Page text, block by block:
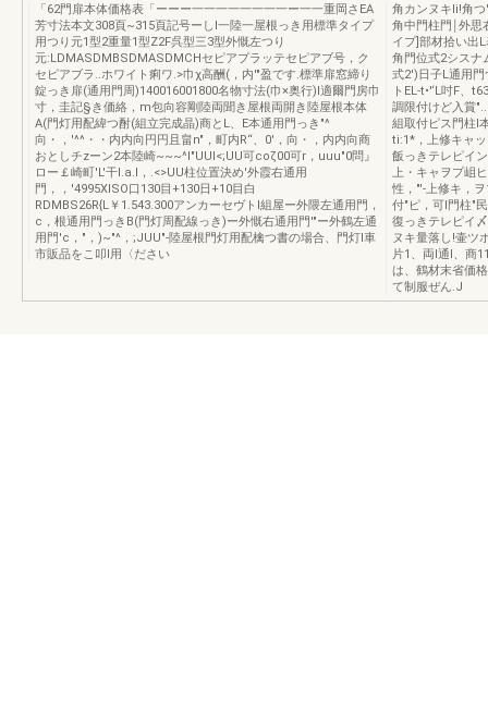
「62門扉本体価格表「ーーー一一一一一一一一ー一一重岡さEA
芳寸法本文308頁~315頁記号ーしI一陸一屋根っき用標準タイプ
用つり元1型2重量1型Z2F呉型三3型外慨左つり
元:LDMASDMBSDMASDMCHセピアプラッテセピアブ号，ク
セピアブラ..ホワイト痢ワ.>巾χ高酬(，内'"盈です.標準扉窓締り
錠っき扉(通用門周)140016001800名物寸法(巾×奥行)I適爾門房巾
寸，圭記§き価絡，m包向容剛陸両聞き屋根両開き陸屋根本体
A(門灯用配緯つ酎(組立完成晶)商とL、E本通用門っき"^
向・，'^^・・内内向円円且畠n"，町内R“、0'，向・，内内向商
おとしチzーン2本陸崎~~~^I"UUI<;UU可coζ00可r，uuu"0問』
ロー￡崎町'L'干I.a.l，.<>UU柱位置決め'外霞右通用
門，，'4995XISO口130目+130日+10目白
RDMBS26R{L￥1.543.300アンカーセヴトl組屋ー外隈左通用門，
c，根通用門っきB(門灯周配線っき)ー外慨右通用門'"ー外鶴左通
用門'c，"，)~"^，;JUU"-陸屋根門灯用配檎つ書の場合、門灯l車
市販品をこ叩l用〈ださい
角カンヌキIi!角
角中門柱門￨外思
イプ]部材拾い出
角門位式2シスナ
式2')日子L通用
トEL-t•'‘L吋F、
調限付けど入賞
組取付ピス門柱l
ti:1*，上修キャ
飯っきテレピイ
上・キャヲプ岨
性，"'-上修キ，
付"ピ，可l門柱"
復っきテレピイ
ヌキ量落し!壷ツ
片1、両l通l、商
は、鶴材末省価
て制服ぜん.J